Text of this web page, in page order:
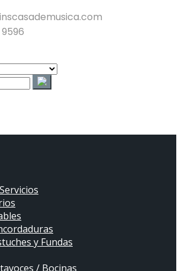
y Fundas
/ Bocinas